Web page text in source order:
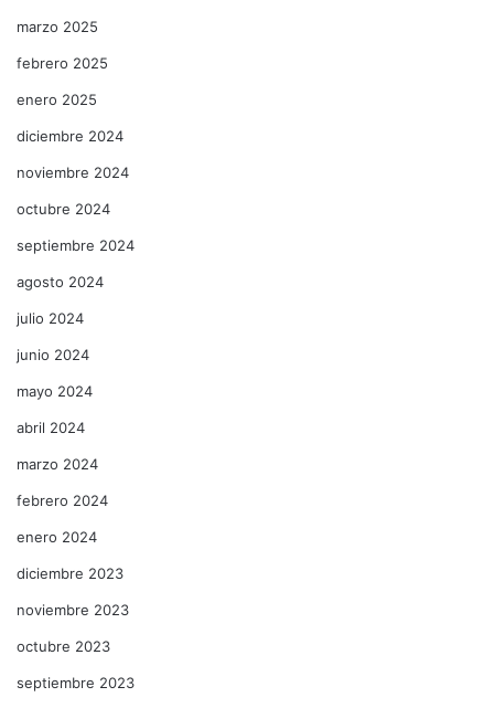
marzo 2025
febrero 2025
enero 2025
diciembre 2024
noviembre 2024
octubre 2024
septiembre 2024
agosto 2024
julio 2024
junio 2024
mayo 2024
abril 2024
marzo 2024
febrero 2024
enero 2024
diciembre 2023
noviembre 2023
octubre 2023
septiembre 2023